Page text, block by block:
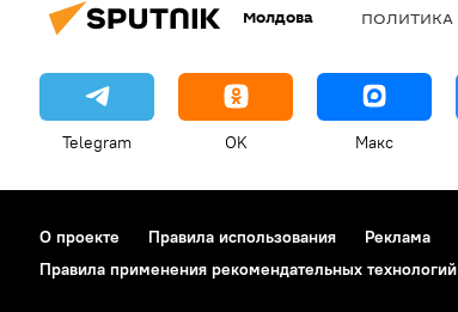
Молдова ПОЛИТИКА
Telegram OK Макс
О проекте Правила использования Реклама
Правила применения рекомендательных технологий